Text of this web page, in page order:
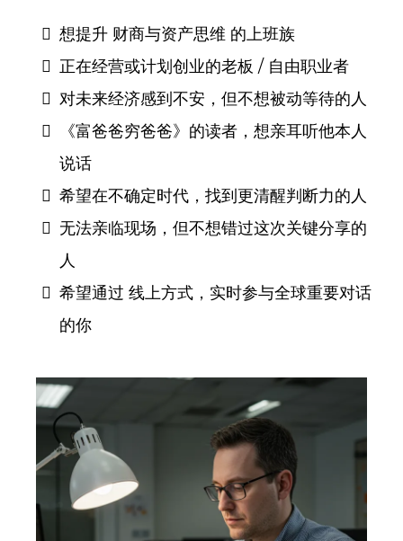
想提升 财商与资产思维 的上班族
正在经营或计划创业的老板 / 自由职业者
对未来经济感到不安，但不想被动等待的人
《富爸爸穷爸爸》的读者，想亲耳听他本人
说话
希望在不确定时代，找到更清醒判断力的人
无法亲临现场，但不想错过这次关键分享的
人
希望通过 线上方式，实时参与全球重要对话
的你